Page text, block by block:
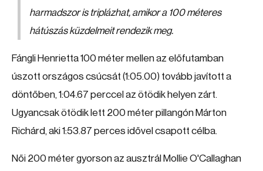
harmadszor is triplázhat, amikor a 100 méteres
hátúszás küzdelmeit rendezik meg.
Fángli Henrietta 100 méter mellen az előfutamban
úszott országos csúcsát (1:05.00) tovább javított a
döntőben, 1:04.67 perccel az ötödik helyen zárt.
Ugyancsak ötödik lett 200 méter pillangón Márton
Richárd, aki 1:53.87 perces idővel csapott célba.
Női 200 méter gyorson az ausztrál Mollie O'Callaghan